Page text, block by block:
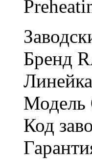
Бренд
Линейка
Модель
Код